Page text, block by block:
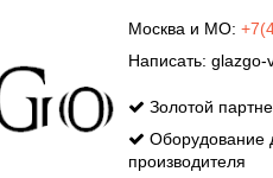
Москва и МО:
Написать: glazgo-
Золотой
Оборудование
производителя